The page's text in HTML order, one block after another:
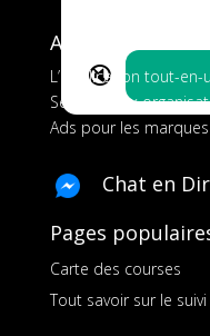
🔇
A propos de FMS
L’application tout-
Services aux
Ads pour les marques
Chat en
Pages
Carte des courses
Tout savoir sur le suivi